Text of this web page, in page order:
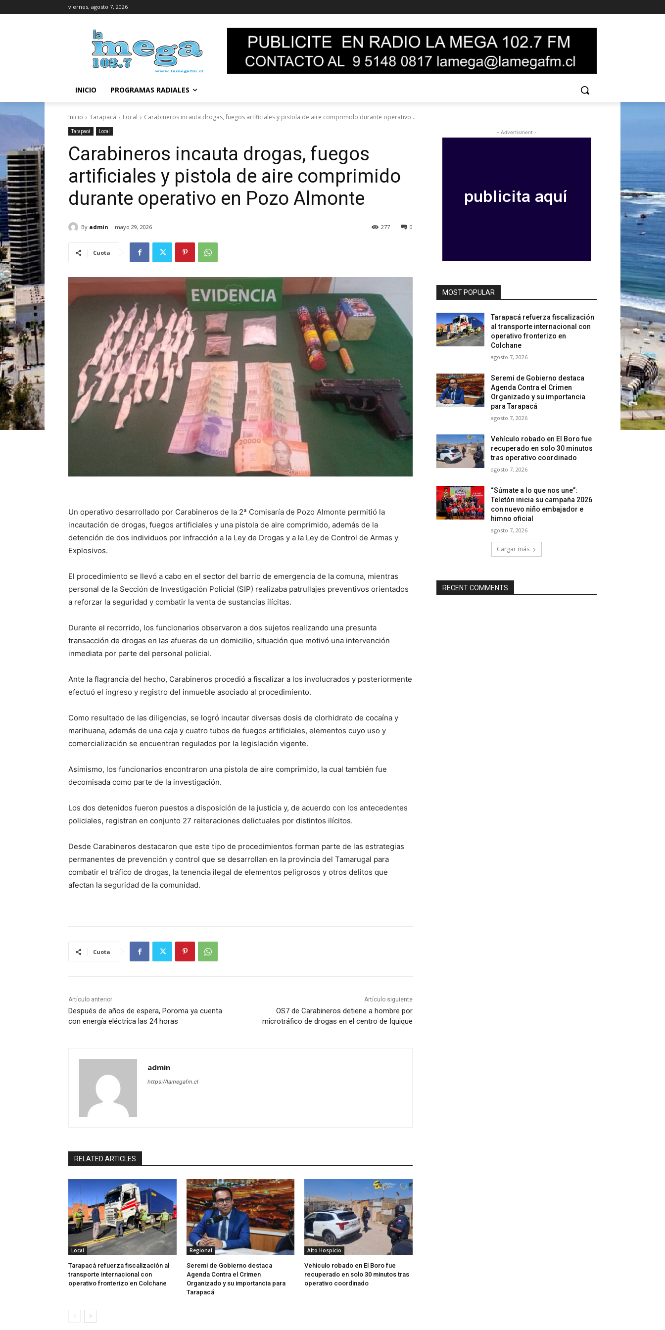
viernes, agosto 7, 2026
INICIO PROGRAMAS RADIALES
Inicio Tarapacá Local Carabineros incauta drogas, fuegos artificiales y pistola de aire comprimido durante operativo...
Tarapacá Local
Carabineros incauta drogas, fuegos
artificiales y pistola de aire comprimido
durante operativo en Pozo Almonte
By admin mayo 29, 2026 0
277
Cuota
Un operativo desarrollado por Carabineros de la 2ª Comisaría de Pozo Almonte permitió la
incautación de drogas, fuegos artificiales y una pistola de aire comprimido, además de la
detención de dos individuos por infracción a la Ley de Drogas y a la Ley de Control de Armas y
Explosivos.
El procedimiento se llevó a cabo en el sector del barrio de emergencia de la comuna, mientras
personal de la Sección de Investigación Policial (SIP) realizaba patrullajes preventivos orientados
a reforzar la seguridad y combatir la venta de sustancias ilícitas.
Durante el recorrido, los funcionarios observaron a dos sujetos realizando una presunta
transacción de drogas en las afueras de un domicilio, situación que motivó una intervención
inmediata por parte del personal policial.
Ante la flagrancia del hecho, Carabineros procedió a fiscalizar a los involucrados y posteriormente
efectuó el ingreso y registro del inmueble asociado al procedimiento.
Como resultado de las diligencias, se logró incautar diversas dosis de clorhidrato de cocaína y
marihuana, además de una caja y cuatro tubos de fuegos artificiales, elementos cuyo uso y
comercialización se encuentran regulados por la legislación vigente.
Asimismo, los funcionarios encontraron una pistola de aire comprimido, la cual también fue
decomisada como parte de la investigación.
Los dos detenidos fueron puestos a disposición de la justicia y, de acuerdo con los antecedentes
policiales, registran en conjunto 27 reiteraciones delictuales por distintos ilícitos.
Desde Carabineros destacaron que este tipo de procedimientos forman parte de las estrategias
permanentes de prevención y control que se desarrollan en la provincia del Tamarugal para
combatir el tráfico de drogas, la tenencia ilegal de elementos peligrosos y otros delitos que
afectan la seguridad de la comunidad.
Cuota
Artículo anterior
Después de años de espera, Poroma ya cuenta
con energía eléctrica las 24 horas
Artículo siguiente
OS7 de Carabineros detiene a hombre por
microtráfico de drogas en el centro de Iquique
admin
https://lamegafm.cl
RELATED ARTICLES
Local
Tarapacá refuerza fiscalización al
transporte internacional con
operativo fronterizo en Colchane
Regional
Seremi de Gobierno destaca
Agenda Contra el Crimen
Organizado y su importancia para
Tarapacá
Alto Hospicio
Vehículo robado en El Boro fue
recuperado en solo 30 minutos tras
operativo coordinado
- Advertisment -
MOST POPULAR
Tarapacá refuerza fiscalización
al transporte internacional con
operativo fronterizo en
Colchane
agosto 7, 2026
Seremi de Gobierno destaca
Agenda Contra el Crimen
Organizado y su importancia
para Tarapacá
agosto 7, 2026
Vehículo robado en El Boro fue
recuperado en solo 30 minutos
tras operativo coordinado
agosto 7, 2026
“Súmate a lo que nos une”:
Teletón inicia su campaña 2026
con nuevo niño embajador e
himno oficial
agosto 7, 2026
Cargar más
RECENT COMMENTS